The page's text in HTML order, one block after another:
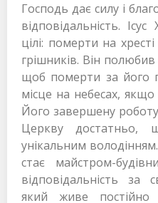
Господь дає силу і
відповідальність.
цілі: померти на
грішників. Він
щоб померти за його
місце на небесах,
Його завершену
Церкву достатньо,
унікальним
стає майстром-
відповідальність
який живе постійно